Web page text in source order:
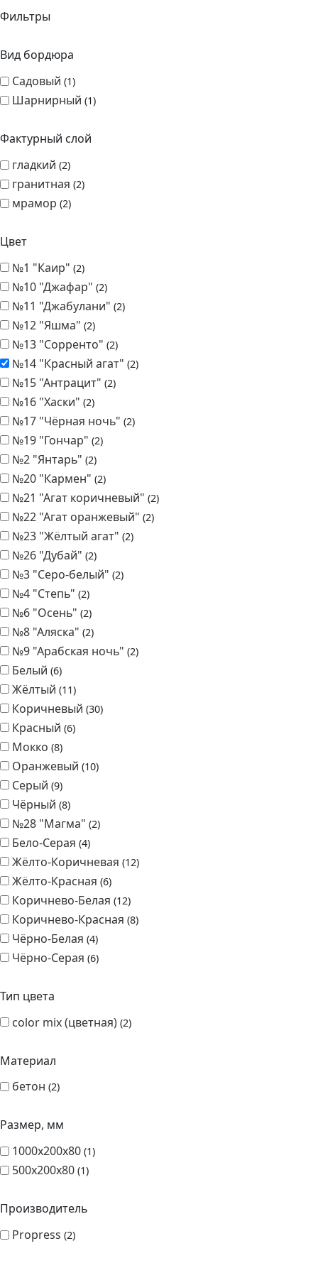
Фильтры
Вид бордюра
Садовый 1
Шарнирный 1
Фактурный слой
гладкий 2
гранитная 2
мрамор 2
Цвет
№1 "Каир" 2
№10 "Джафар" 2
№11 "Джабулани" 2
№12 "Яшма" 2
№13 "Сорренто" 2
№14 "Красный агат" 2
№15 "Антрацит" 2
№16 "Хаски" 2
№17 "Чёрная ночь" 2
№19 "Гончар" 2
№2 "Янтарь" 2
№20 "Кармен" 2
№21 "Агат коричневый" 2
№22 "Агат оранжевый" 2
№23 "Жёлтый агат" 2
№26 "Дубай" 2
№3 "Серо-белый" 2
№4 "Степь" 2
№6 "Осень" 2
№8 "Аляска" 2
№9 "Арабская ночь" 2
Белый 6
Жёлтый 11
Коричневый 30
Красный 6
Мокко 8
Оранжевый 10
Серый 9
Чёрный 8
№28 "Магма" 2
Бело-Серая 4
Жёлто-Коричневая 12
Жёлто-Красная 6
Коричнево-Белая 12
Коричнево-Красная 8
Чёрно-Белая 4
Чёрно-Серая 6
Тип цвета
color mix (цветная) 2
Материал
бетон 2
Размер, мм
1000х200х80 1
500х200х80 1
Производитель
Propress 2